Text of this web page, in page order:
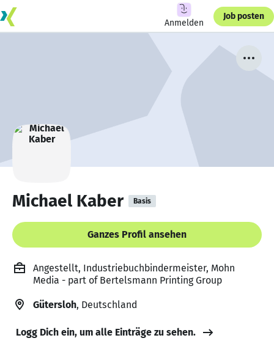
Anmelden
Job posten
Michael Kaber Basis
Ganzes Profil ansehen
Angestellt, Industriebuchbindermeister, Mohn
Media - part of Bertelsmann Printing Group
Gütersloh, Deutschland
Logg Dich ein, um alle Einträge zu sehen.